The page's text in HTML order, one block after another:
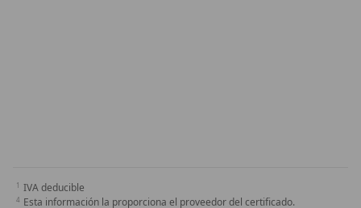
IVA deducible
Esta información la proporciona el proveedor del certificado.